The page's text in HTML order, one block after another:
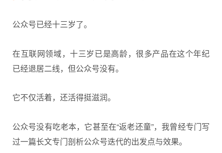
公众号已经十三岁了。
在互联网领域，十三岁已是高龄，很多产品在这个年纪
已经退居二线，但公众号没有。
它不仅活着，还活得挺滋润。
公众号没有吃老本，它甚至在“返老还童”，我曾经专门写
过一篇长文专门剖析公众号迭代的出发点与效果。